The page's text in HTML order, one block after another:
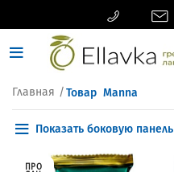
 
Главная Товар Manna
Показать боковую панель
ПРО